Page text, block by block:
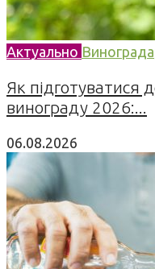
Актуально
Як підготуватися
винограду 2026:...
06.08.2026